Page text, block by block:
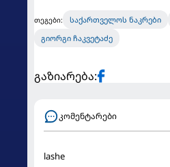
თეგები: საქართველოს ნაკრები
გიორგი ჩაკვეტაძე
გაზიარება:
კომენტარები
lashe